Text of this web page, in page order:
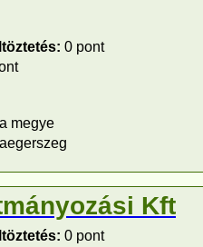
0 pont
megye
Kft
0 pont